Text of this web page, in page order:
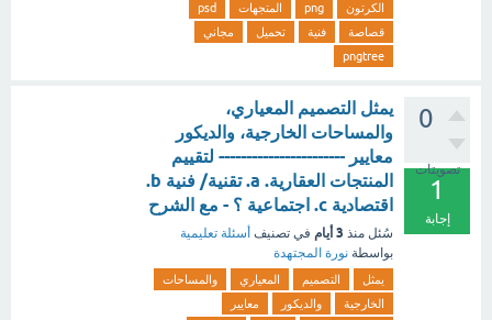
الكرتون
png المتجهات
psd
قصاصة
فنية تحميل
مجاني
pngtree
0
تصويتات
1
إجابة
يمثل التصميم المعياري،
والمساحات الخارجية، والديكور
معايير ----------------------- لتقييم
المنتجات العقارية. a. تقنية/ فنية b.
اقتصادية c. اجتماعية ؟ - مع الشرح
سُئل منذ 3 أيام في تصنيف أسئلة تعليمية
بواسطة نورة المجتهدة
يمثل التصميم المعياري
والمساحات
الخارجية
والديكور
معايير